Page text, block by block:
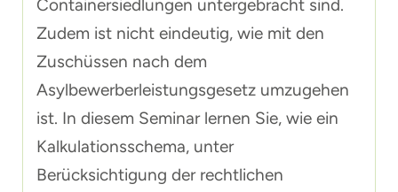
Containersiedlungen untergebracht sind.
Zudem ist nicht eindeutig, wie mit den
Zuschüssen nach dem
Asylbewerberleistungsgesetz umzugehen
ist. In diesem Seminar lernen Sie, wie ein
Kalkulationsschema, unter
Berücksichtigung der rechtlichen